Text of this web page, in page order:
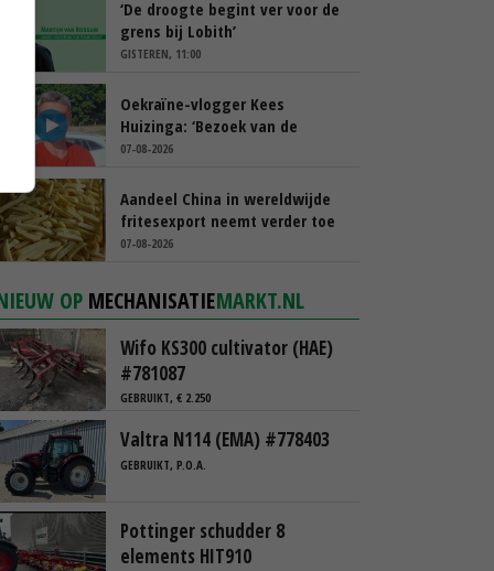
‘De droogte begint ver voor de
grens bij Lobith’
GISTEREN, 11:00
Oekraïne-vlogger Kees
Huizinga: ‘Bezoek van de
ambassade mag zelf groente
07-08-2026
Aandeel China in wereldwijde
fritesexport neemt verder toe
07-08-2026
OP MECHANISATIEMARKT.NL
Wifo KS300 cultivator (HAE)
#781087
GEBRUIKT, € 2.250
Valtra N114 (EMA) #778403
GEBRUIKT, P.O.A.
Pottinger schudder 8
elements HIT910